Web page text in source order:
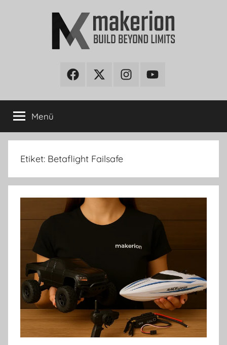
makerionFacebookTwitter InstagramYoutube
Menü
Etiket: Betaflight Failsafe